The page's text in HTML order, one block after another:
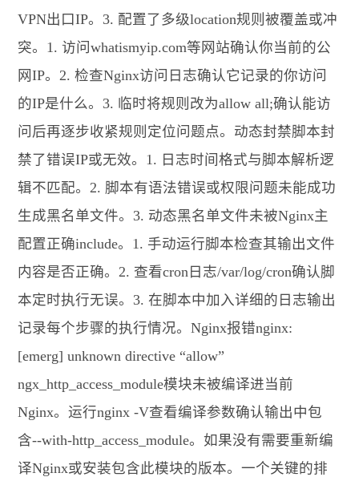
VPN出口IP。3. 配置了多级location规则被覆盖或冲
突。1. 访问whatismyip.com等网站确认你当前的公
网IP。2. 检查Nginx访问日志确认它记录的你访问
的IP是什么。3. 临时将规则改为allow all;确认能访
问后再逐步收紧规则定位问题点。动态封禁脚本封
禁了错误IP或无效。1. 日志时间格式与脚本解析逻
辑不匹配。2. 脚本有语法错误或权限问题未能成功
生成黑名单文件。3. 动态黑名单文件未被Nginx主
配置正确include。1. 手动运行脚本检查其输出文件
内容是否正确。2. 查看cron日志/var/log/cron确认脚
本定时执行无误。3. 在脚本中加入详细的日志输出
记录每个步骤的执行情况。Nginx报错nginx:
[emerg] unknown directive “allow”
ngx_http_access_module模块未被编译进当前
Nginx。运行nginx -V查看编译参数确认输出中包
含--with-http_access_module。如果没有需要重新编
译Nginx或安装包含此模块的版本。一个关键的排